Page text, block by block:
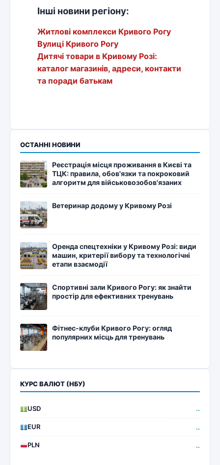
Інші новини регіону:
Житлові комплекси Кривого Рогу
Вулиці Кривого Рогу
Дитячі товари в Кривому Розі:
каталог магазинів, адреси, контакти
та поради батькам
ОСТАННІ НОВИНИ
Реєстрація місця проживання в Києві та
ТЦК: правила, обов'язки та покроковий
алгоритм для військовозобов'язаних
Ветеринар додому у Кривому Розі
Оренда спецтехніки у Кривому Розі: види
машин, критерії вибору та технологічні
етапи взаємодії
Спортивні зали Кривого Рогу: як знайти
простір для ефективних тренувань
Фітнес-клуби Кривого Рогу: огляд
популярних місць для тренувань
КУРС ВАЛЮТ (НБУ)
USD ..
EUR ..
PLN ..